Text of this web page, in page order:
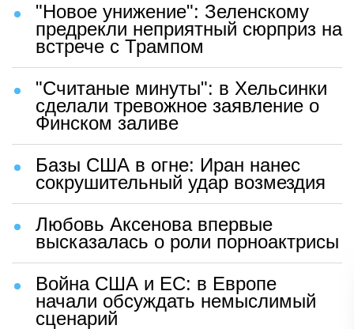
"Новое унижение": Зеленскому
предрекли неприятный сюрприз на
встрече с Трампом
"Считаные минуты": в Хельсинки
сделали тревожное заявление о
Финском заливе
Базы США в огне: Иран нанес
сокрушительный удар возмездия
Любовь Аксенова впервые
высказалась о роли порноактрисы
Война США и ЕС: в Европе
начали обсуждать немыслимый
сценарий